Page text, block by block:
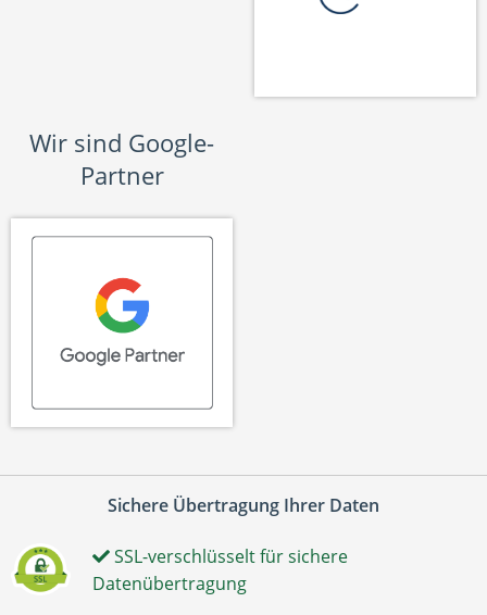
Wir sind Google-
Partner
Sichere Übertragung Ihrer Daten
SSL-verschlüsselt für sichere
Datenübertragung